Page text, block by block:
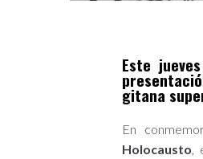
Este
gitana
En
Holocausto,